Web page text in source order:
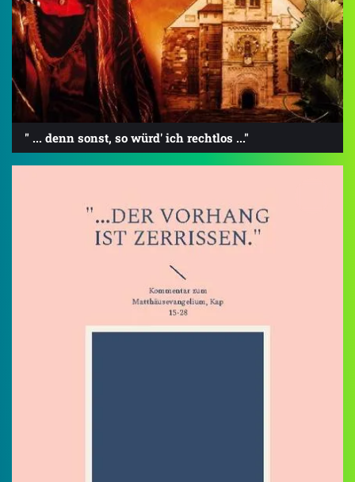
" ... denn sonst, so würd' ich rechtlos ..."